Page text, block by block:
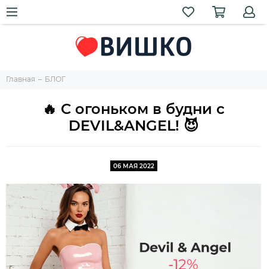
Главная БЛОГ
🔥 С огоньком в будни с
DEVIL&ANGEL! 😈
06 МАЯ 2022